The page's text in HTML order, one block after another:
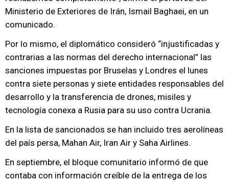
Ministerio de Exteriores de Irán, Ismail Baghaei, en un
comunicado.
Por lo mismo, el diplomático consideró “injustificadas y
contrarias a las normas del derecho internacional” las
sanciones impuestas por Bruselas y Londres el lunes
contra siete personas y siete entidades responsables del
desarrollo y la transferencia de drones, misiles y
tecnología conexa a Rusia para su uso contra Ucrania.
En la lista de sancionados se han incluido tres aerolíneas
del país persa, Mahan Air, Iran Air y Saha Airlines.
En septiembre, el bloque comunitario informó de que
contaba con información creíble de la entrega de los